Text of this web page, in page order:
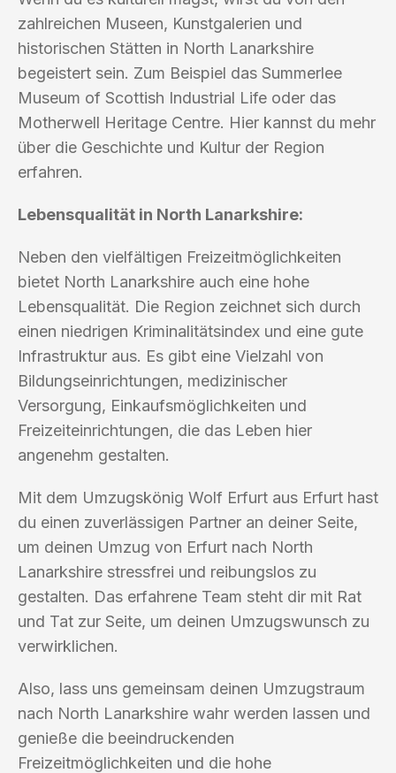
zahlreichen Museen, Kunstgalerien und
historischen Stätten in North Lanarkshire
begeistert sein. Zum Beispiel das Summerlee
Museum of Scottish Industrial Life oder das
Motherwell Heritage Centre. Hier kannst du mehr
über die Geschichte und Kultur der Region
erfahren.
Lebensqualität in North Lanarkshire:
Neben den vielfältigen Freizeitmöglichkeiten
bietet North Lanarkshire auch eine hohe
Lebensqualität. Die Region zeichnet sich durch
einen niedrigen Kriminalitätsindex und eine gute
Infrastruktur aus. Es gibt eine Vielzahl von
Bildungseinrichtungen, medizinischer
Versorgung, Einkaufsmöglichkeiten und
Freizeiteinrichtungen, die das Leben hier
angenehm gestalten.
Mit dem Umzugskönig Wolf Erfurt aus Erfurt hast
du einen zuverlässigen Partner an deiner Seite,
um deinen Umzug von Erfurt nach North
Lanarkshire stressfrei und reibungslos zu
gestalten. Das erfahrene Team steht dir mit Rat
und Tat zur Seite, um deinen Umzugswunsch zu
verwirklichen.
Also, lass uns gemeinsam deinen Umzugstraum
nach North Lanarkshire wahr werden lassen und
genieße die beeindruckenden
Freizeitmöglichkeiten und die hohe